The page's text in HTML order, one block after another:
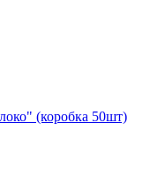
(коробка 50шт)